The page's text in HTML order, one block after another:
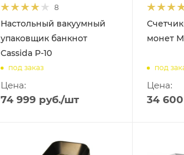
8
Настольный вакуумный
упаковщик банкнот
Cassida P-10
под заказ
Цена:
74 999 руб./шт
монет
под
Цена:
34 600